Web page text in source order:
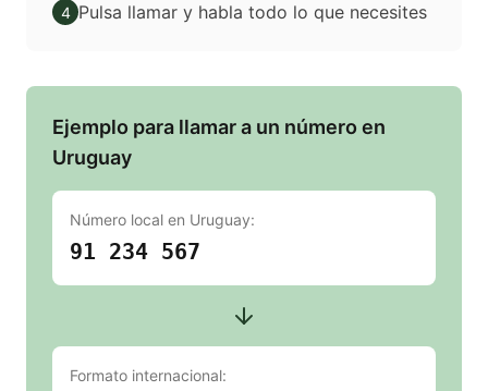
4 Pulsa llamar y habla todo lo que necesites
Ejemplo para llamar a un número en
Uruguay
Número local en Uruguay:
91 234 567
Formato internacional: